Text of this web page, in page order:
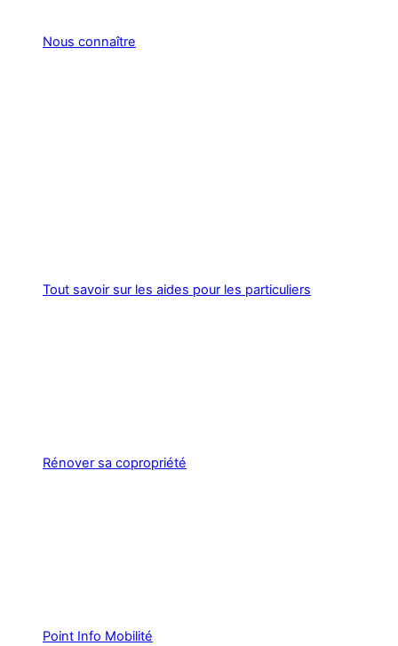
Nous connaître
Tout savoir sur les aides pour les particuliers
Rénover sa copropriété
Point Info Mobilité